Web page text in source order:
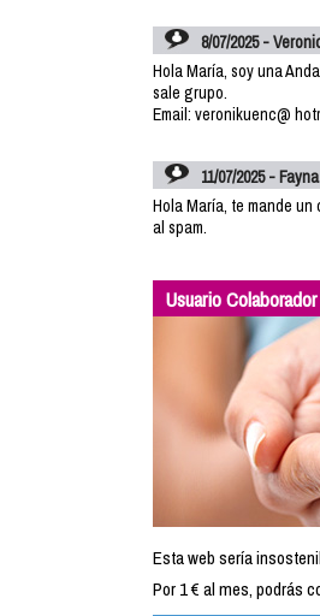
8/07/2025 -
Hola María, soy una
sale grupo.
Email: veronikuenc@
11/07/2025 - Fayna
Hola María, te mande
al spam.
Usuario Colaborador
Esta web sería
Por 1 € al mes, podrás